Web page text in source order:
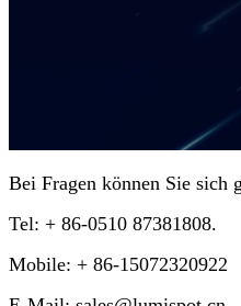
Bei Fragen können Sie sich
Tel: + 86-0510 87381808.
Mobile: + 86-15072320922